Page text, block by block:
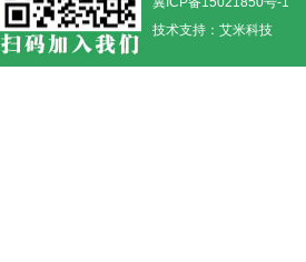
技术支持： 艾米科技